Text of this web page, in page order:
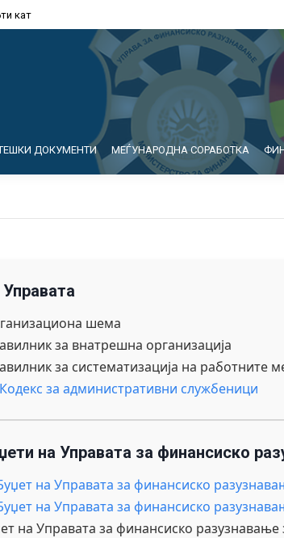
кат
ДОКУМЕНТИ МЕЃУНАРОДНА СОРАБОТКА
шема
за внатрешна организација
за систематизација на работните
за административни службеници
на Управата за финансиско
на Управата за финансиско
на Управата за финансиско
на Управата за финансиско разузнавање